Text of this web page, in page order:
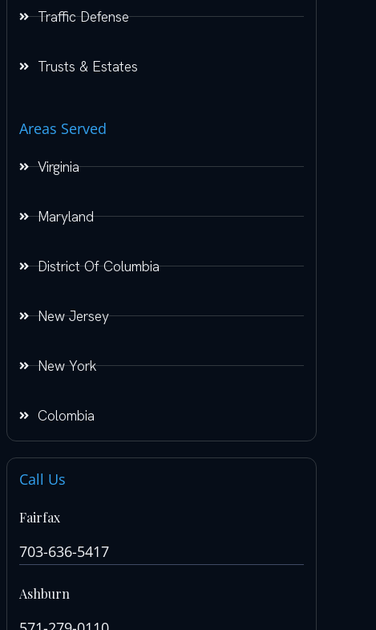
Traffic Defense
Trusts & Estates
Areas Served
Virginia
Maryland
District Of Columbia
New Jersey
New York
Colombia
Call Us
Fairfax
703-636-5417
Ashburn